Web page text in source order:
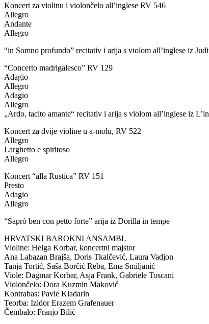
Koncert za violinu i violončelo all’inglese RV 546
Allegro
Andante
Allegro
“in Somno profundo” recitativ i arija s violom all’inglese iz
“Concerto madrigalesco” RV 129
Adagio
Allegro
Adagio
Allegro
„Ardo, tacito amante“ recitativ i arija s violom all’inglese iz
Koncert za dvije violine u a-molu, RV 522
Allegro
Larghetto e spiritoso
Allegro
Koncert “alla Rustica” RV 151
Presto
Adagio
Allegro
“Saprò ben con petto forte” arija iz Dorilla in tempe
HRVATSKI BAROKNI ANSAMBL
Violine: Helga Korbar, koncertni majstor
Ana Labazan Brajša, Doris Tkalčević, Laura Vadjon
Tanja Tortić, Saša Borčić Reba, Ema Smiljanić
Viole: Dagmar Korbar, Asja Frank, Gabriele Toscani
Violončelo: Dora Kuzmin Maković
Kontrabas: Pavle Kladarin
Teorba: Izidor Erazem Grafenauer
Čembalo: Franjo Bilić